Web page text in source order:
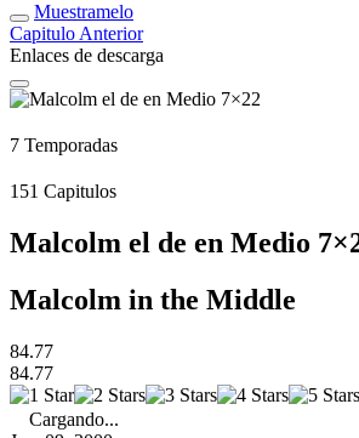
Muestramelo
Capitulo Anterior
Enlaces de descarga
7 Temporadas
151 Capitulos
Malcolm el de en Medio
Malcolm in the Middle
84.77
84.77
Cargando...